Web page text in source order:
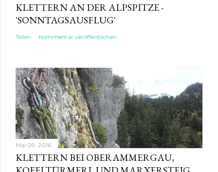
KLETTERN AN DER ALPSPITZE -
'SONNTAGSAUSFLUG'
Teilen Kommentar veröffentlichen
Mai 09, 2016
KLETTERN BEI OBERAMMERGAU,